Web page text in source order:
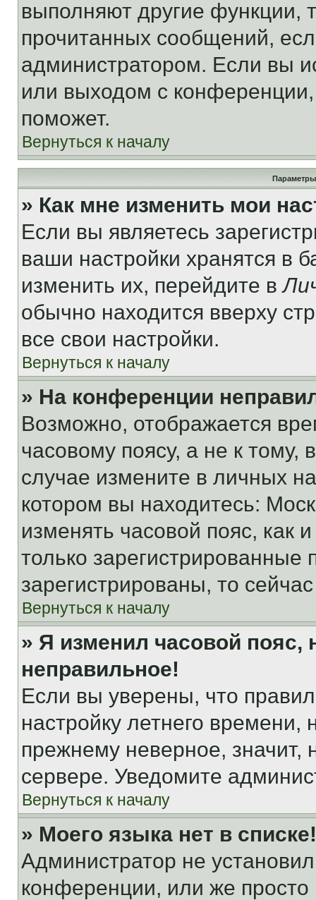
выполняют другие функции,
прочитанных сообщений,
администратором. Если вы
или выходом с
поможет.
Вернуться к началу
Параметры
» Как мне изменить мои
Если вы являетесь
ваши настройки хранятся в
изменить их, перейдите в
обычно находится вверху
все свои настройки.
Вернуться к началу
» На конференции
Возможно, отображается
часовому поясу, а не к тому,
случае измените в личных
котором вы находитесь:
изменять часовой пояс, как
только
зарегистрированы, то
Вернуться к началу
» Я изменил часовой пояс,
неправильное!
Если вы уверены, что
настройку летнего
прежнему неверное, значит,
сервере. Уведомите
Вернуться к началу
» Моего языка нет в списке!
Администратор не
конференции, или же